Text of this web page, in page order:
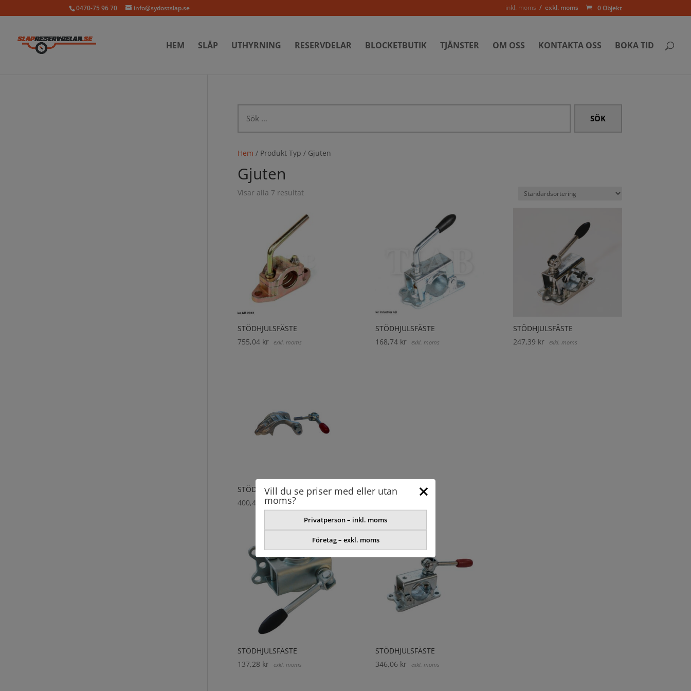
0470-75 96 70 info@sydostslap.se 0 Objekt
inkl. moms exkl. moms
HEM SLÄP UTHYRNING RESERVDELAR BLOCKETBUTIK TJÄNSTER OM OSS KONTAKTA OSS BOKA TID
efter:
Hem / Produkt Typ / Gjuten
Gjuten
Visar alla 7 resultat
STÖDHJULSFÄSTE
755,04 kr exkl. moms
STÖDHJULSFÄSTE
168,74 kr exkl. moms
STÖDHJULSFÄSTE
247,39 kr exkl. moms
STÖDHJULSFÄSTE
400,40
kr exkl. moms
STÖDHJULSFÄSTE
137,28 kr exkl. moms
STÖDHJULSFÄSTE
346,06 kr exkl. moms
Vill du se priser med eller utan
moms?
Privatperson – inkl. moms
Företag – exkl. moms